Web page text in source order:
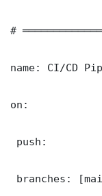
#
name: CI/CD
on:
push:
branches: